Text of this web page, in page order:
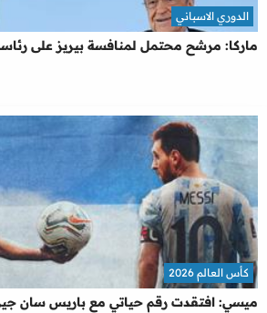
ماركا: مرشح محتمل لمنافسة بيريز على
الدوري الاسباني
ميسي: افتقدت رقم حياتي مع باريس سان
كأس العالم 2026